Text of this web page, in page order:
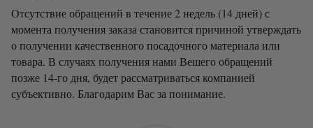
Отсутствие обращений в течение 2 недель (14 дней) с
момента получения заказа становится причиной утверждать
о получении качественного посадочного материала или
товара. В случаях получения нами Вешего обращений
позже 14-го дня, будет рассматриваться компанией
субъективно. Благодарим Вас за понимание.